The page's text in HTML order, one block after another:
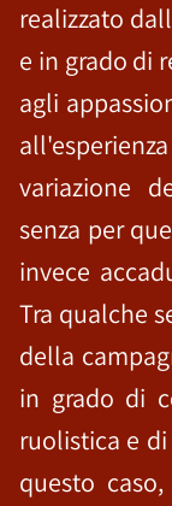
realizzato
e in grado di
agli
variazione
senza per
invece
Tra qualche
della
in grado di
ruolistica e
questo